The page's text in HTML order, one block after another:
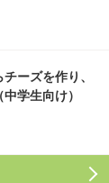
ーズを作り、
学生向け）